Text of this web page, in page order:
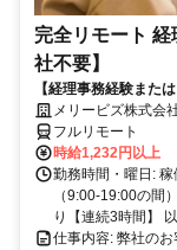
完全リモート
社不要】
【経理事務経験また
完全在宅で育児・介
メリービズ株式会
フルリモート
時給1,232円以上
勤務時間・曜日:
（9:00-19:00の間
り【連続3時間】
仕事内容: 弊社の